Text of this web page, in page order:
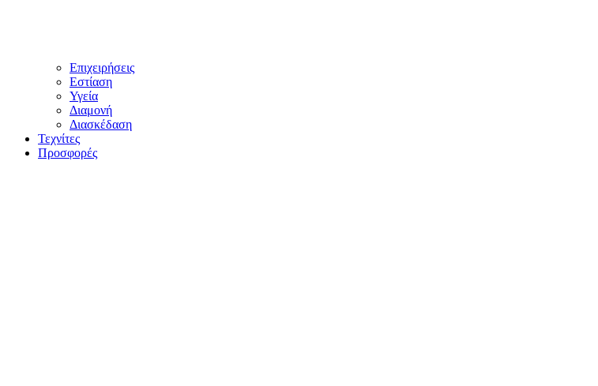
Επιχειρήσεις
Εστίαση
Υγεία
Διαμονή
Διασκέδαση
Τεχνίτες
Προσφορές